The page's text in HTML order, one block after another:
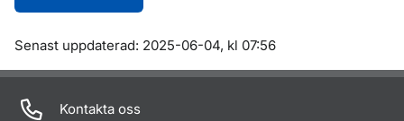
Om sidan
Senast uppdaterad: 2025-06-04, kl 07:56
Kontakta oss